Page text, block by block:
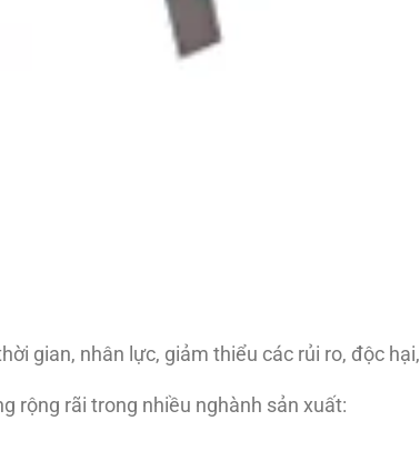
gian, nhân lực, giảm thiểu các rủi ro, độc hại,
rộng rãi trong nhiều nghành sản xuất: